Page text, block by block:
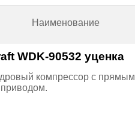
Наименование
WDK-90532 уценка
компрессор с прямым